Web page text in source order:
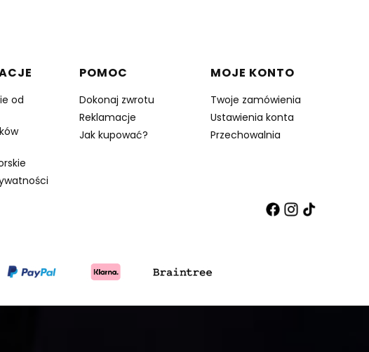
od
POMOC
Dokonaj zwrotu
Reklamacje
Jak kupować?
MOJE KONTO
Twoje zamówienia
Ustawienia konta
Przechowalnia